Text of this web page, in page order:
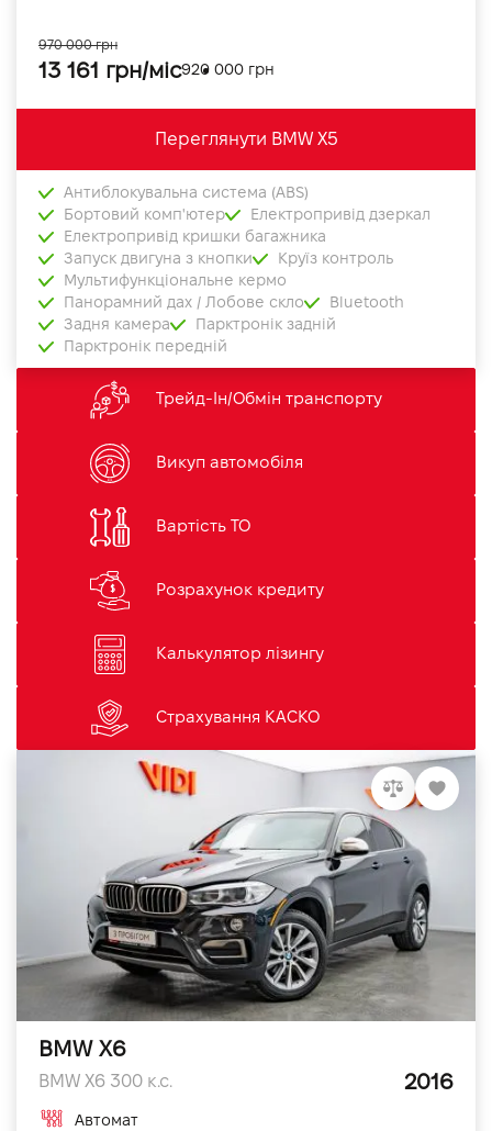
13 161 грн/міс920 000 грн
970 000 грн
Переглянути BMW X5
Антиблокувальна система (ABS)
Бортовий комп'ютер
Електропривід дзеркал
Електропривід кришки багажника
Запуск двигуна з кнопки
Круїз контроль
Мультифункціональне кермо
Панорамний дах / Лобове скло
Bluetooth
Задня камера
Парктронік задній
Парктронік передній
Трейд-Ін/Обмін транспорту
Викуп автомобіля
Вартість ТО
Розрахунок кредиту
Калькулятор лізингу
Страхування КАСКО
BMW X6
BMW X6 300 к.с. 2016
Автомат